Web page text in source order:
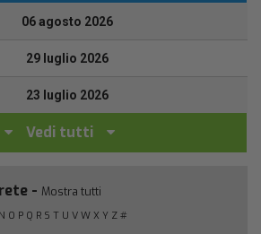
06 agosto 2026
29 luglio 2026
23 luglio 2026
Vedi tutti
- Mostra tutti
N O P Q R S T U V W X Y Z #